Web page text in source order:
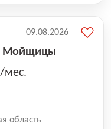
Мойщицы
мес.
область
09.08.2026